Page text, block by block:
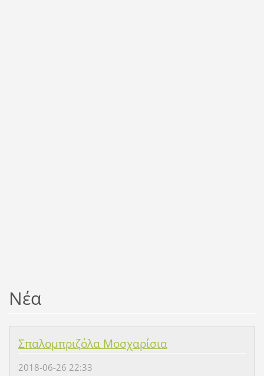
Νέα
Σπαλομπριζόλα Μοσχαρίσια
2018-06-26 22:33